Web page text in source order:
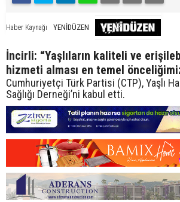
Haber Kaynağı YENİDÜZEN
İncirli: “Yaşlıların kaliteli ve
hizmeti alması en temel
Cumhuriyetçi Türk Partisi (CTP), Yaşlı
Sağlığı Derneği’ni kabul etti.